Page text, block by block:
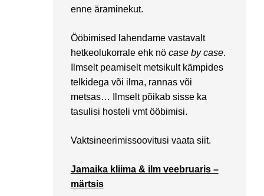
enne äraminekut.
Ööbimised lahendame vastavalt
hetkeolukorrale ehk nö case by case.
Ilmselt peamiselt metsikult kämpides
telkidega või ilma, rannas või
metsas… Ilmselt põikab sisse ka
tasulisi hosteli vmt ööbimisi.
Vaktsineerimissoovitusi vaata siit.
Jamaika kliima & ilm veebruaris –
märtsis